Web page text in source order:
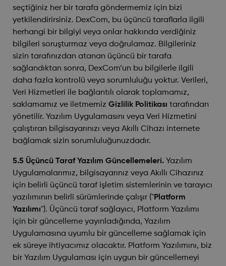
seçtiğiniz her bir tarafa göndermemiz için bizi
yetkilendirirsiniz. DexCom, bu üçüncü taraflarla ilgili
herhangi bir bilgiyi veya onlar hakkında verdiğiniz
bilgileri soruşturmaz veya doğrulamaz. Bilgileriniz
sizin tarafınızdan atanan üçüncü bir tarafa
sağlandıktan sonra, DexCom’un bu bilgilerle ilgili
daha fazla kontrolü veya sorumluluğu yoktur. Verileri,
Veri Hizmetleri ile bağlantılı olarak toplamamız,
saklamamız ve iletmemiz Gizlilik Politikası tarafından
yönetilir. Yazılım Uygulamasını veya Veri Hizmetini
çalıştıran bilgisayarınızı veya Akıllı Cihazı internete
bağlamak sizin sorumluluğunuzdadır.
5.5 Üçüncü Taraf Yazılım Güncellemeleri.Yazılım
Uygulamalarımız, bilgisayarınız veya Akıllı Cihazınız
için belirli üçüncü taraf işletim sistemlerinin ve tarayıcı
yazılımının belirli sürümlerinde çalışır ("Platform
Yazılımı"). Üçüncü taraf sağlayıcı, Platform Yazılımı
için bir güncelleme yayınladığında, Yazılım
Uygulamasına uyumlu bir güncelleme sağlamak için
ek süreye ihtiyacımız olacaktır. Platform Yazılımını, biz
bir Yazılım Uygulaması için uygun bir güncellemeyi